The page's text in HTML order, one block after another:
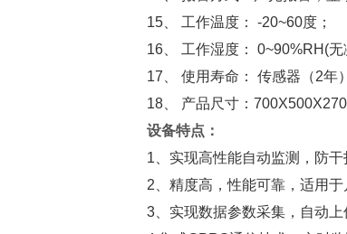
15 工作温度： -20~60度；
16 工作湿度： 0~90%RH(无
17 使用寿命： 传感器（2年
18 产品尺寸： 700X500X270
设备特点：
1 、实现高性能自动监测，防
2 、精度高，性能可靠，适用
3 、实现数据参数采集，自动